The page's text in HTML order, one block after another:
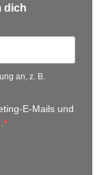
dich
an, z. B.
E-Mails und